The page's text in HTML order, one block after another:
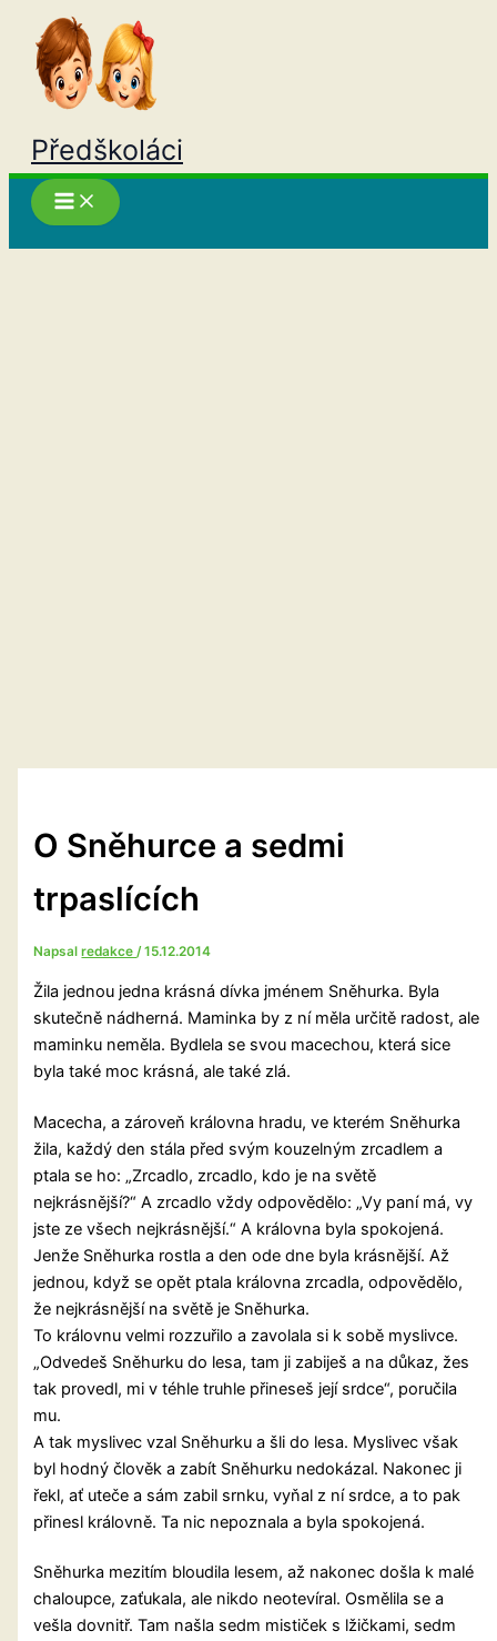
Přeskočit
obsah
Předškoláci
O Sněhurce a sedmi
trpaslících
Napsalredakce/15.12.2014
Žila jednou jedna krásná dívka jménem Sněhurka. Byla
skutečně nádherná. Maminka by z ní měla určitě radost, ale
maminku neměla. Bydlela se svou macechou, která sice
byla také moc krásná, ale také zlá.
Macecha, a zároveň královna hradu, ve kterém Sněhurka
žila, každý den stála před svým kouzelným zrcadlem a
ptala se ho: „Zrcadlo, zrcadlo, kdo je na světě
nejkrásnější?“ A zrcadlo vždy odpovědělo: „Vy paní má, vy
jste ze všech nejkrásnější.“ A královna byla spokojená.
Jenže Sněhurka rostla a den ode dne byla krásnější. Až
jednou, když se opět ptala královna zrcadla, odpovědělo,
že nejkrásnější na světě je Sněhurka.
To královnu velmi rozzuřilo a zavolala si k sobě myslivce.
„Odvedeš Sněhurku do lesa, tam ji zabiješ a na důkaz, žes
tak provedl, mi v téhle truhle přineseš její srdce“, poručila
mu.
A tak myslivec vzal Sněhurku a šli do lesa. Myslivec však
byl hodný člověk a zabít Sněhurku nedokázal. Nakonec ji
řekl, ať uteče a sám zabil srnku, vyňal z ní srdce, a to pak
přinesl královně. Ta nic nepoznala a byla spokojená.
Sněhurka mezitím bloudila lesem, až nakonec došla k malé
chaloupce, zaťukala, ale nikdo neotevíral. Osmělila se a
vešla dovnitř. Tam našla sedm mističek s lžičkami, sedm